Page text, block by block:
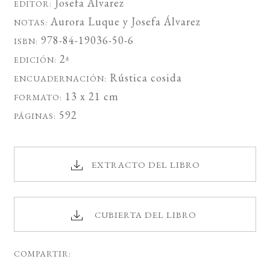
EDITOR: Josefa Álvarez
NOTAS: Aurora Luque y Josefa Álvarez
ISBN: 978-84-19036-50-6
EDICIÓN: 2ª
ENCUADERNACIÓN: Rústica cosida
FORMATO: 13 x 21 cm
PÁGINAS: 592
EXTRACTO DEL LIBRO
CUBIERTA DEL LIBRO
COMPARTIR: